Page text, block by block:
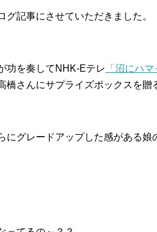
グ記事にさせていただきました。
功を奏してNHK-Eテレ 「沼にハ
橋さんにサプライズポックスを贈
にグレードアップした感がある